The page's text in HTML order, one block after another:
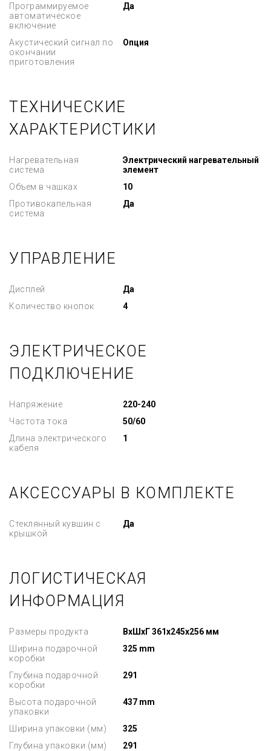
Программируемое
автоматическое
включение
Да
Акустический сигнал по
окончании
приготовления
Опция
ТЕХНИЧЕСКИЕ
ХАРАКТЕРИСТИКИ
Нагревательная
система
Электрический нагревательный
элемент
Объем в чашках
10
Противокапельная
система
Да
УПРАВЛЕНИЕ
Дисплей
Да
Количество кнопок
4
ЭЛЕКТРИЧЕСКОЕ
ПОДКЛЮЧЕНИЕ
Напряжение
220-240
Частота тока
50/60
Длина электрического
кабеля
1
АКСЕССУАРЫ В КОМПЛЕКТЕ
Стеклянный кувшин с
крышкой
Да
ЛОГИСТИЧЕСКАЯ
ИНФОРМАЦИЯ
Размеры продукта
ВxШxГ 361x245x256 мм
Ширина подарочной
коробки
325 mm
Глубина подарочной
коробки
291
Высота подарочной
упаковки
437 mm
Ширина упаковки (мм)
325
Глубина упаковки (мм)
291